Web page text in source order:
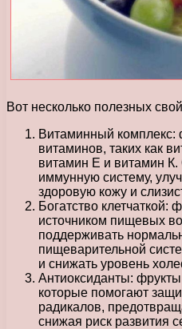
Вот несколько полезных
Витаминный комплекс:
витаминов, таких как
витамин Е и витамин
иммунную систему,
здоровую кожу и
Богатство
источником пищевых
поддерживать
пищеварительной
и снижать уровень
Антиоксиданты:
которые помогают
радикалов,
снижая риск развития